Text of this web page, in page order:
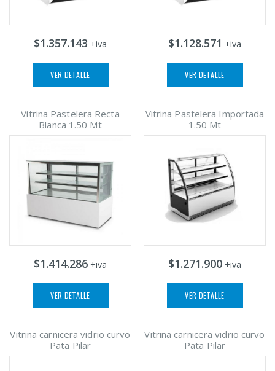
$1.357.143 +iva
VER DETALLE
$1.128.571 +iva
VER DETALLE
Vitrina Pastelera Recta
Blanca 1.50 Mt
$1.414.286 +iva
VER DETALLE
Vitrina Pastelera Importada
1.50 Mt
$1.271.900 +iva
VER DETALLE
Vitrina carnicera vidrio curvo
Pata Pilar
Vitrina carnicera vidrio curvo
Pata Pilar